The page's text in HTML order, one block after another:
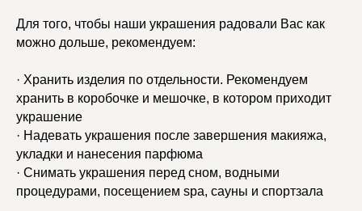
Для того, чтобы наши украшения радовали Вас как
можно дольше, рекомендуем:
· Хранить изделия по отдельности. Рекомендуем
хранить в коробочке и мешочке, в котором приходит
украшение
· Надевать украшения после завершения макияжа,
укладки и нанесения парфюма
· Снимать украшения перед сном, водными
процедурами, посещением spa, сауны и спортзала